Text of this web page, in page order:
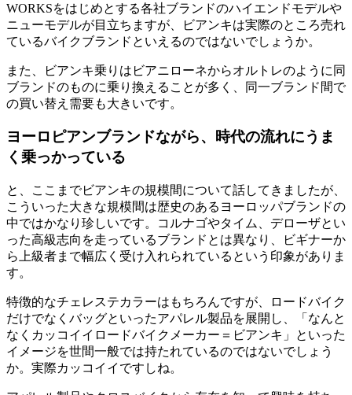
WORKSをはじめとする各社ブランドのハイエンドモデルや
ニューモデルが目立ちますが、ビアンキは実際のところ売れ
ているバイクブランドといえるのではないでしょうか。
また、ビアンキ乗りはビアニローネからオルトレのように同
ブランドのものに乗り換えることが多く、同一ブランド間で
の買い替え需要も大きいです。
ヨーロピアンブランドながら、 時代の流れにうま
く乗っかっている
と、ここまでビアンキの規模間について話してきましたが、
こういった大きな規模間は歴史のあるヨーロッパブランドの
中ではかなり珍しいです。コルナゴやタイム、デローザとい
った高級志向を走っているブランドとは異なり、ビギナーか
ら上級者まで幅広く受け入れられているという印象がありま
す。
特徴的なチェレステカラーはもちろんですが、ロードバイク
だけでなくバッグといったアパレル製品を展開し、「なんと
なくカッコイイロードバイクメーカー＝ビアンキ」といった
イメージを世間一般では持たれているのではないでしょう
か。実際カッコイイですしね。